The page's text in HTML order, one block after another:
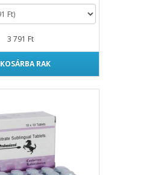
3 791 Ft
KOSÁRBA RAK